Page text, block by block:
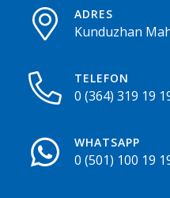
ADRES
Kunduzhan
TELEFON
0 (364) 319 19
WHATSAPP
0 (501) 100 19